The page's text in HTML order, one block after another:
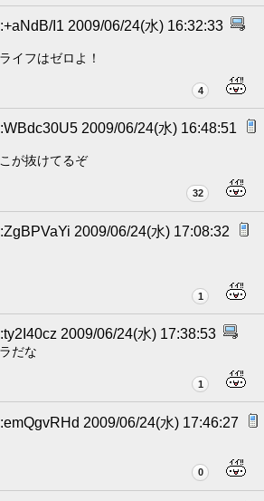
I1 2009/06/24(水) 16:32:33
イフはゼロよ！
4
2009/06/24(水) 16:48:51
が抜けてるぞ
32
2009/06/24(水) 17:08:32
1
2009/06/24(水) 17:38:53
だな
1
2009/06/24(水) 17:46:27
0